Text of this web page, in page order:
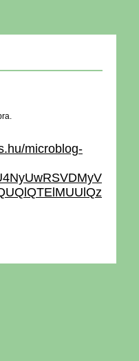
microblog-